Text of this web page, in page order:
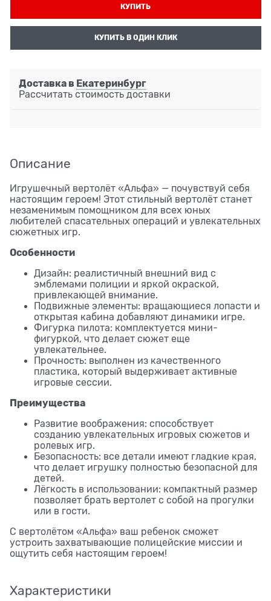
КУПИТЬ
КУПИТЬ В ОДИН КЛИК
Доставка в Екатеринбург
Рассчитать стоимость доставки
Описание
Игрушечный вертолёт «Альфа» — почувствуй себя
настоящим героем! Этот стильный вертолёт станет
незаменимым помощником для всех юных
любителей спасательных операций и увлекательных
сюжетных игр.
Особенности
Дизайн: реалистичный внешний вид с
эмблемами полиции и яркой окраской,
привлекающей внимание.
Подвижные элементы: вращающиеся лопасти и
открытая кабина добавляют динамики игре.
Фигурка пилота: комплектуется мини-
фигуркой, что делает сюжет еще
увлекательнее.
Прочность: выполнен из качественного
пластика, который выдерживает активные
игровые сессии.
Преимущества
Развитие воображения: способствует
созданию увлекательных игровых сюжетов и
ролевых игр.
Безопасность: все детали имеют гладкие края,
что делает игрушку полностью безопасной для
детей.
Лёгкость в использовании: компактный размер
позволяет брать вертолет с собой на прогулки
или в гости.
С вертолётом «Альфа» ваш ребенок сможет
устроить захватывающие полицейские миссии и
ощутить себя настоящим героем!
Характеристики